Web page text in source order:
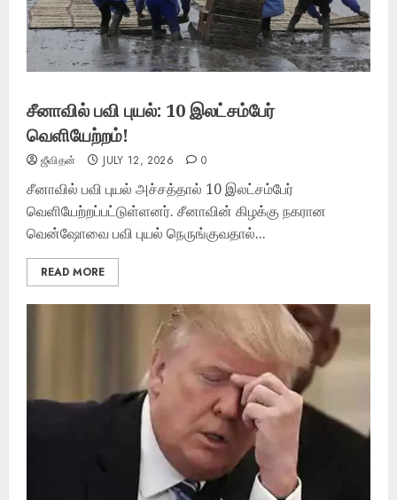
சீனாவில் பவி புயல்: 10 இலட்சம்பேர்
வெளியேற்றம்!
ஜீவிதன் JULY 12, 2026 0
சீனாவில் பவி புயல் அச்சத்தால் 10 இலட்சம்பேர்
வெளியேற்றப்பட்டுள்ளனர். சீனாவின் கிழக்கு நகரான
வென்ஷோவை பவி புயல் நெருங்குவதால்...
READ MORE